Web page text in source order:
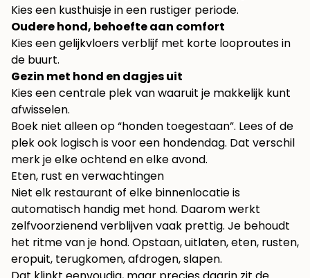
Kies een kusthuisje in een rustiger periode.
Oudere hond, behoefte aan comfort
Kies een gelijkvloers verblijf met korte looproutes in
de buurt.
Gezin met hond en dagjes uit
Kies een centrale plek van waaruit je makkelijk kunt
afwisselen.
Boek niet alleen op “honden toegestaan”. Lees of de
plek ook logisch is voor een hondendag. Dat verschil
merk je elke ochtend en elke avond.
Eten, rust en verwachtingen
Niet elk restaurant of elke binnenlocatie is
automatisch handig met hond. Daarom werkt
zelfvoorzienend verblijven vaak prettig. Je behoudt
het ritme van je hond. Opstaan, uitlaten, eten, rusten,
eropuit, terugkomen, afdrogen, slapen.